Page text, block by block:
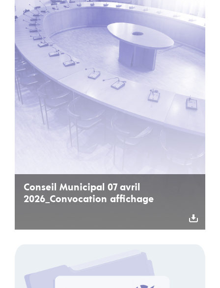
Conseil Municipal 07 avril
2026_Convocation affichage